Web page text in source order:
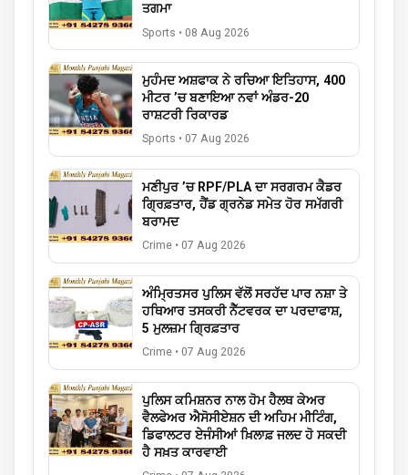
ਤਗਮਾ
Sports • 08 Aug 2026
ਮੁਹੰਮਦ ਅਸ਼ਫਾਕ ਨੇ ਰਚਿਆ ਇਤਿਹਾਸ, 400
ਮੀਟਰ ’ਚ ਬਣਾਇਆ ਨਵਾਂ ਅੰਡਰ-20
ਰਾਸ਼ਟਰੀ ਰਿਕਾਰਡ
Sports • 07 Aug 2026
ਮਣੀਪੁਰ ’ਚ RPF/PLA ਦਾ ਸਰਗਰਮ ਕੈਡਰ
ਗ੍ਰਿਫ਼ਤਾਰ, ਹੈਂਡ ਗ੍ਰਨੇਡ ਸਮੇਤ ਹੋਰ ਸਮੱਗਰੀ
ਬਰਾਮਦ
Crime • 07 Aug 2026
ਅੰਮ੍ਰਿਤਸਰ ਪੁਲਿਸ ਵੱਲੋਂ ਸਰਹੱਦ ਪਾਰ ਨਸ਼ਾ ਤੇ
ਹਥਿਆਰ ਤਸਕਰੀ ਨੈੱਟਵਰਕ ਦਾ ਪਰਦਾਫਾਸ਼,
5 ਮੁਲਜ਼ਮ ਗ੍ਰਿਫ਼ਤਾਰ
Crime • 07 Aug 2026
ਪੁਲਿਸ ਕਮਿਸ਼ਨਰ ਨਾਲ ਹੋਮ ਹੈਲਥ ਕੇਅਰ
ਵੈਲਫੇਅਰ ਐਸੋਸੀਏਸ਼ਨ ਦੀ ਅਹਿਮ ਮੀਟਿੰਗ,
ਡਿਫਾਲਟਰ ਏਜੰਸੀਆਂ ਖ਼ਿਲਾਫ਼ ਜਲਦ ਹੋ ਸਕਦੀ
ਹੈ ਸਖ਼ਤ ਕਾਰਵਾਈ